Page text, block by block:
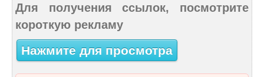
Для получения ссылок, посмотрите
короткую рекламу
Нажмите для просмотра